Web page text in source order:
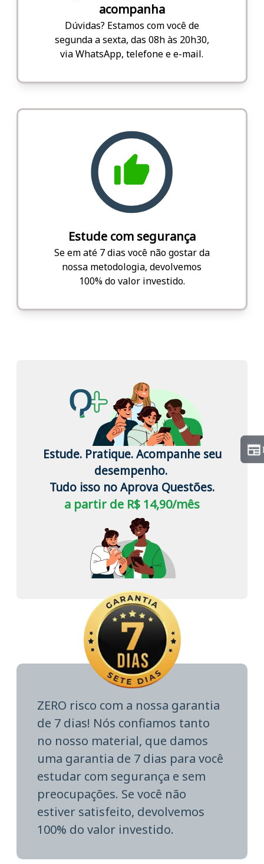
acompanha
Dúvidas? Estamos com você de
segunda a sexta, das 08h às 20h30,
via WhatsApp, telefone e e-mail.
Estude com segurança
Se em até 7 dias você não gostar da
nossa metodologia, devolvemos
100% do valor investido.
Estude. Pratique. Acompanhe seu
desempenho.
Tudo isso no Aprova Questões.
a partir de R$ 14,90/mês
ZERO risco com a nossa garantia
de 7 dias! Nós confiamos tanto
no nosso material, que damos
uma garantia de 7 dias para você
estudar com segurança e sem
preocupações. Se você não
estiver satisfeito, devolvemos
100% do valor investido.